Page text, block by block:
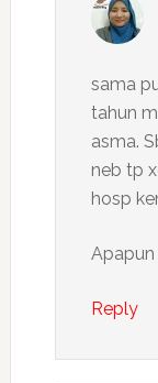
sama
tahun
asma.
neb tp
hosp
Reply